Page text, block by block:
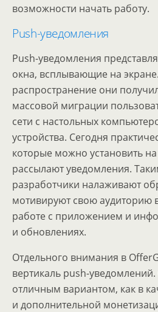
возможности начать работу.
Push-уведомления
Push-уведомления
окна, всплывающие на
распространение они
массовой миграции
сети с настольных
устройства. Сегодня
которые можно установить
рассылают уведомления.
разработчики налаживают
мотивируют свою аудиторию
работе с приложением и
и обновлениях.
Отдельного внимания в
вертикаль push-
отличным вариантом, как в
и дополнительной